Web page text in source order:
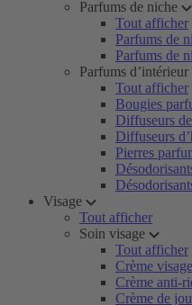
Parfums de niche
Tout afficher
Parfums de
Parfums de
Parfums d’intérieur
Tout afficher
Bougies
Diffuseurs
Diffuseurs
Pierres
Visage
Tout afficher
Soin visage
Tout afficher
Crème visage
Crème anti-
Crème de